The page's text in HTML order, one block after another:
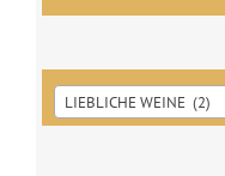
LIEBLICHE WEINE (2)